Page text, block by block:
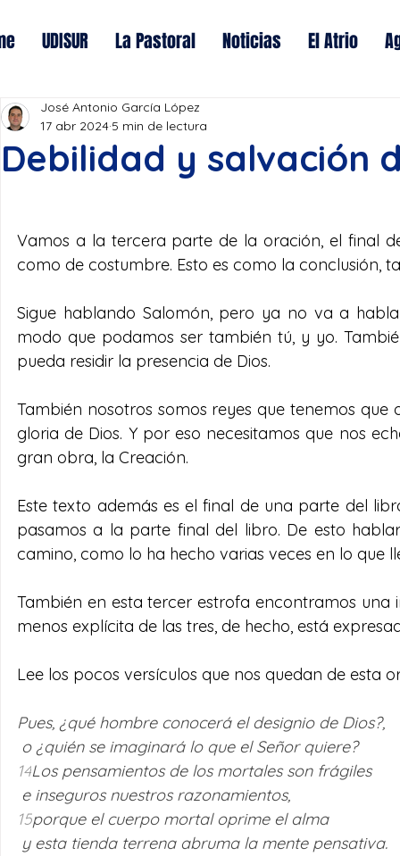
UDISUR La Pastoral Noticias El Atrio
Debilidad y salvación
José Antonio García López
17 abr 2024 5 min de lectura
Vamos a la tercera parte de la oración, el final
como de costumbre. Esto es como la conclusión,
Sigue hablando Salomón, pero ya no va a
modo que podamos ser también tú, y yo.
pueda residir la presencia de Dios.
También nosotros somos reyes que tenemos
gloria de Dios. Y por eso necesitamos que nos
gran obra, la Creación.
Este texto además es el final de una parte del
pasamos a la parte final del libro. De esto
camino, como lo ha hecho varias veces en lo que
También en esta tercer estrofa encontramos una
menos explícita de las tres, de hecho, está
Lee los pocos versículos que nos quedan de esta
Pues, ¿qué hombre conocerá el designio de Dios?,
o ¿quién se imaginará lo que el Señor quiere?
14Los pensamientos de los mortales son frágiles
e inseguros nuestros razonamientos,
15porque el cuerpo mortal oprime el alma
y esta tienda terrena abruma la mente pensativa.